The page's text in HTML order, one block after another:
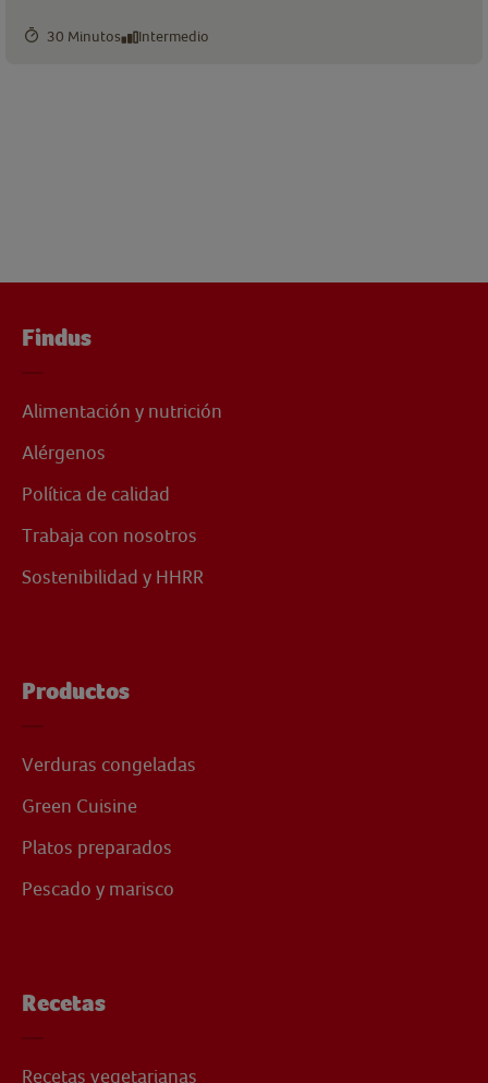
30 Minutos Intermedio
Findus
Alimentación y nutrición
Alérgenos
Política de calidad
Trabaja con nosotros
Sostenibilidad y HHRR
Productos
Verduras congeladas
Green Cuisine
Platos preparados
Pescado y marisco
Recetas
Recetas vegetarianas